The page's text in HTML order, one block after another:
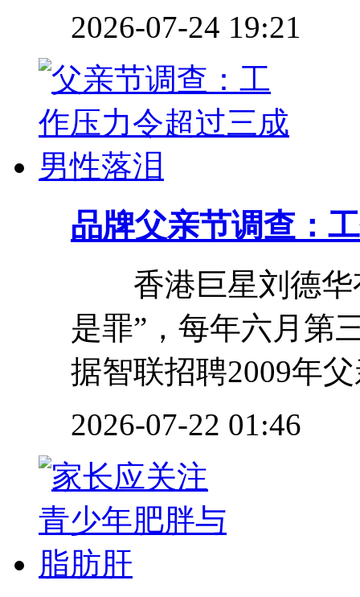
2026-07-24 19:21
品牌父亲节调查：
香港巨星刘德华
是罪”，每年六月第
据智联招聘2009年
2026-07-22 01:46